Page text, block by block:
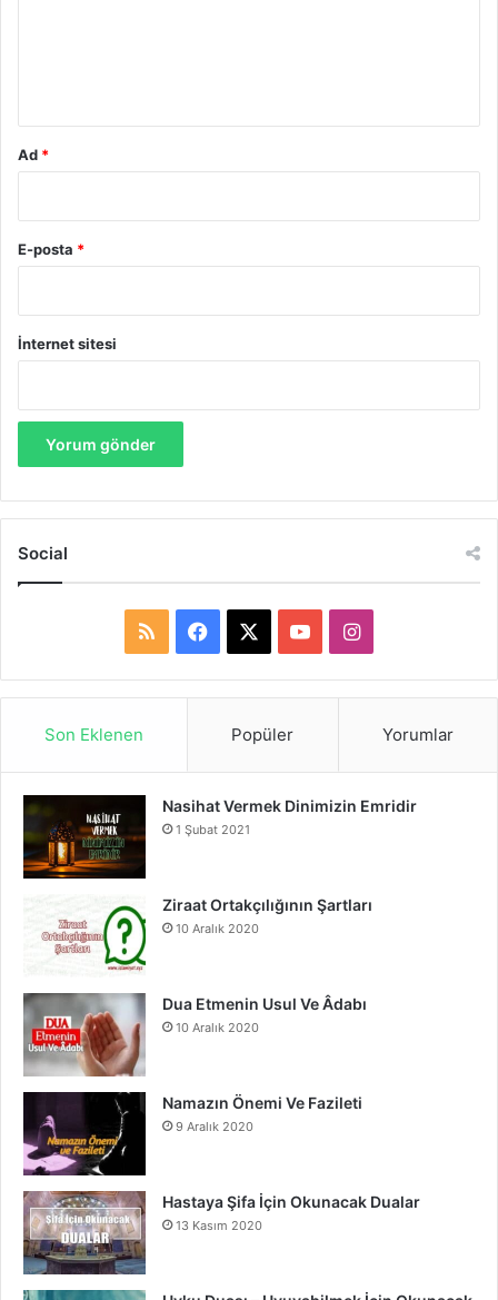
Ad *
E-posta *
İnternet sitesi
Social
S
a
b
o
o
u
e
I
n
a
r
Son Eklenen Popüler Yorumlar
Nasihat Vermek Dinimizin Emridir
1 Şubat 2021
Ziraat Ortakçılığının Şartları
10 Aralık 2020
Dua Etmenin Usul Ve Âdabı
10 Aralık 2020
Namazın Önemi Ve Fazileti
9 Aralık 2020
Hastaya Şifa İçin Okunacak Dualar
13 Kasım 2020